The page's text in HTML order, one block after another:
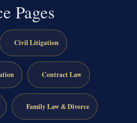
Pages
Civil Litigation
Contract Law
Family Law & Divorce